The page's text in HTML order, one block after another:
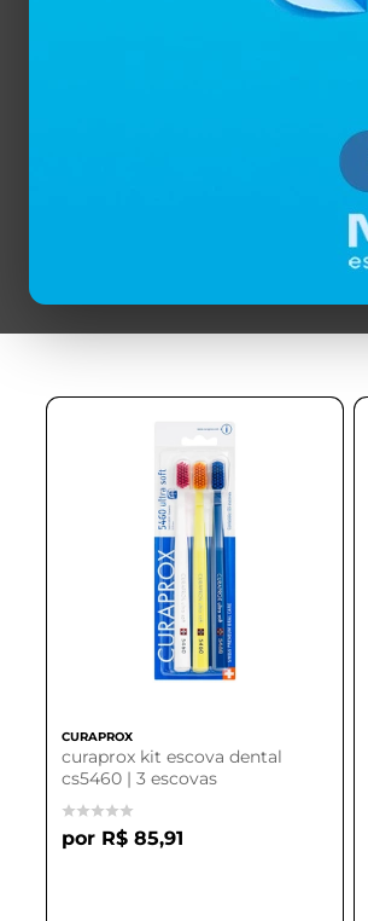
CURAPROX
curaprox kit escova dental
cs5460 | 3 escovas
R$ 85,91